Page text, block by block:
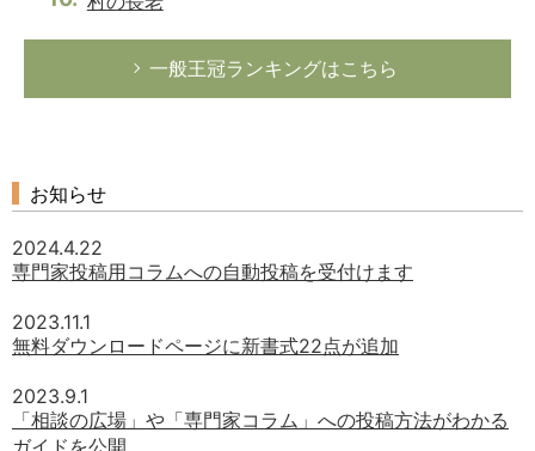
一般王冠ランキングはこちら
お知らせ
2024.4.22
専門家投稿用コラムへの自動投稿を受付けます
2023.11.1
無料ダウンロードページに新書式22点が追加
2023.9.1
「相談の広場」や「専門家コラム」への投稿方法がわかる